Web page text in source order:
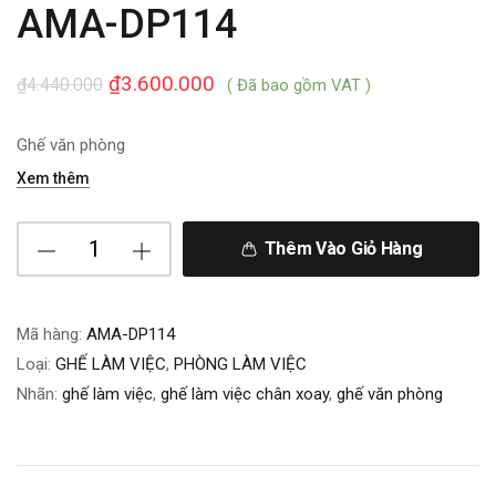
AMA-DP114
4.440.000
₫ 3.600.000
₫ ( Đã bao gồm VAT )
Ghế văn phòng
Xem thêm
Thêm Vào Giỏ Hàng
Mã hàng: AMA-DP114
Loại: GHẾ LÀM VIỆC, PHÒNG LÀM VIỆC
Nhãn: ghế làm việc, ghế làm việc chân xoay, ghế văn phòng